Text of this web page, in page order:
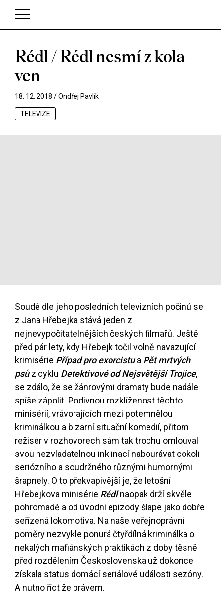
V košíku zatím nemáte žádné položky.
Rédl / Rédl nesmí z kola
ven
18. 12. 2018 /Ondřej Pavlík
TELEVIZE
Soudě dle jeho posledních televizních počinů se
z Jana Hřebejka stává jeden z
nejnevypočitatelnějších českých filmařů. Ještě
před pár lety, kdy Hřebejk točil volně navazující
krimisérie Případ pro exorcistua Pět mrtvých
psůz cyklu Detektivové od Nejsvětější Trojice,
se zdálo, že se žánrovými dramaty bude nadále
spíše zápolit. Podivnou rozklíženost těchto
minisérií, vrávorajících mezi potemnělou
kriminálkou a bizarní situační komedií, přitom
režisér v rozhovorech sám tak trochu omlouval
svou nezvladatelnou inklinací nabourávat cokoli
seriózního a soudržného různými humornými
šrapnely. O to překvapivější je, že letošní
Hřebejkova minisérie Rédlnaopak drží skvěle
pohromadě a od úvodní epizody šlape jako dobře
seřízená lokomotiva. Na naše veřejnoprávní
poměry nezvykle ponurá čtyřdílná kriminálka o
nekalých mafiánských praktikách z doby těsně
před rozdělením Československa už dokonce
získala status domácí seriálové události sezóny.
A nutno říct že právem.